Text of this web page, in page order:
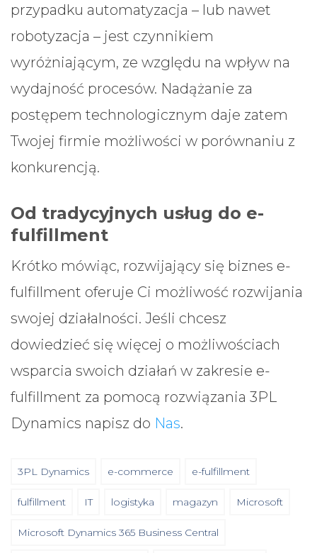
przypadku automatyzacja – lub nawet
robotyzacja – jest czynnikiem
wyróżniającym, ze względu na wpływ na
wydajność procesów. Nadążanie za
postępem technologicznym daje zatem
Twojej firmie możliwości w porównaniu z
konkurencją.
Od tradycyjnych usług do e-
fulfillment
Krótko mówiąc, rozwijający się biznes e-
fulfillment oferuje Ci możliwość rozwijania
swojej działalności. Jeśli chcesz
dowiedzieć się więcej o możliwościach
wsparcia swoich działań w zakresie e-
fulfillment za pomocą rozwiązania 3PL
Dynamics napisz do Nas.
3PL Dynamics e-commerce e-fulfillment
fulfillment IT logistyka magazyn Microsoft
Microsoft Dynamics 365 Business Central